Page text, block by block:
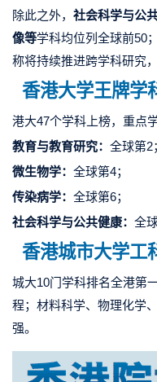
除此之外， 社会科学与公
像等学科均位列全球前50；
称将持续推进跨学科研究
香港大学王牌学
港大47个学科上榜，重点
教育与教育研究： 全球第2
微生物学： 全球第4；
传染病学： 全球第6；
社会科学与公共健康： 全
香港城市大学工
城大10门学科排名全港第
程；材料科学、物理化学
强。